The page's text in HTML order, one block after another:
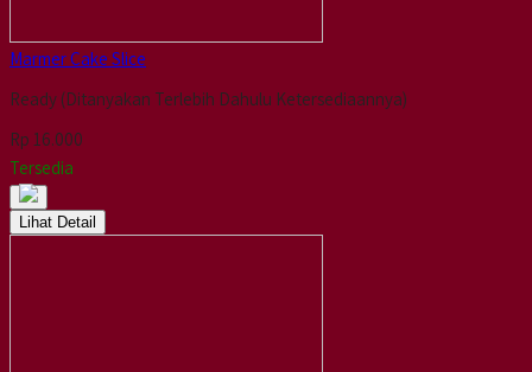
Marmer Cake Slice
Ready (Ditanyakan Terlebih Dahulu Ketersediaannya)
Rp 16.000
Tersedia
Lihat Detail